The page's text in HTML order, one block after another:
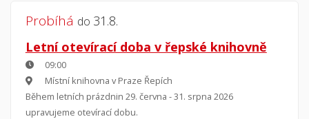
Žije v Praze a ve Špindlerově Mlýně
Probíhá do 31.8.
09:00
Místní knihovna v Praze Řepích
Letní otevírací doba v řepské knihovně
Během letních prázdnin 29. června - 31. srpna 2026
upravujeme otevírací dobu.